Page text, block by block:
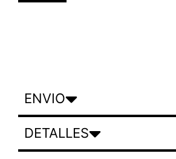
ENVIO
DETALLES